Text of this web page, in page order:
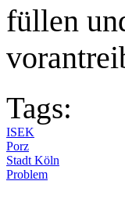
füllen
Tags:
ISEK
Porz
Stadt Köln
Problem